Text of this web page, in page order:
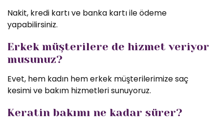
Nakit, kredi kartı ve banka kartı ile ödeme
yapabilirsiniz.
Erkek müşterilere de hizmet veriyor
musunuz?
Evet, hem kadın hem erkek müşterilerimize saç
kesimi ve bakım hizmetleri sunuyoruz.
Keratin bakımı ne kadar sürer?